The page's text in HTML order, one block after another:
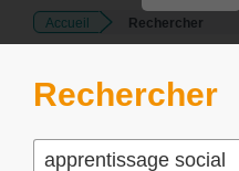
Main
Content
Accueil Rechercher
Rechercher